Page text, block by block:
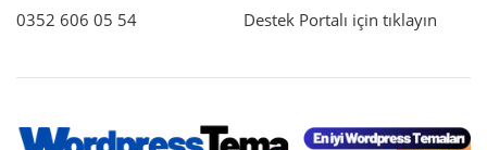
0352 606 05 54 Destek Portalı için tıklayın